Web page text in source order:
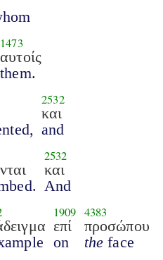
1473
αυτοίς
them.
2532
και
and
2532
και
And
1909
επί
on
4383
προσώπου
the face